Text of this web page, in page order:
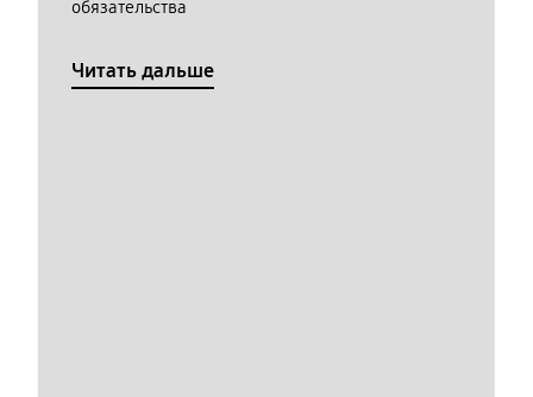
обязательства
Читать дальше